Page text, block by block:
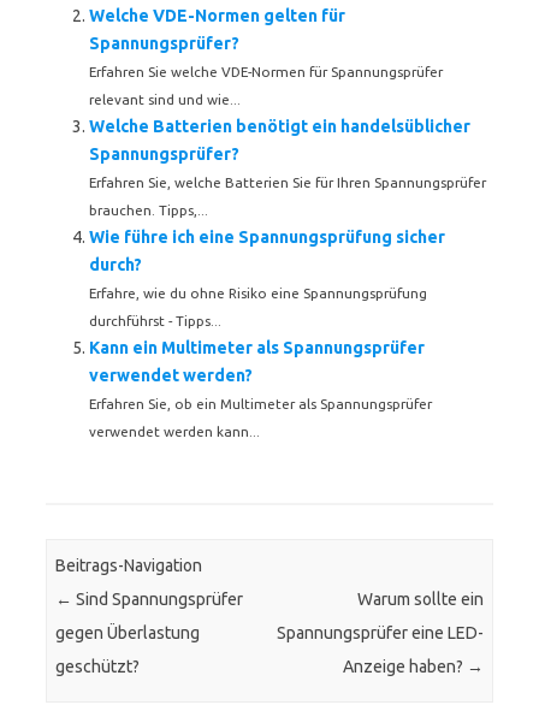
Welche VDE-Normen gelten für
Spannungsprüfer?
Erfahren Sie welche VDE-Normen für Spannungsprüfer
relevant sind und wie...
Welche Batterien benötigt ein handelsüblicher
Spannungsprüfer?
Erfahren Sie, welche Batterien Sie für Ihren Spannungsprüfer
brauchen. Tipps,...
Wie führe ich eine Spannungsprüfung sicher
durch?
Erfahre, wie du ohne Risiko eine Spannungsprüfung
durchführst - Tipps...
Kann ein Multimeter als Spannungsprüfer
verwendet werden?
Erfahren Sie, ob ein Multimeter als Spannungsprüfer
verwendet werden kann...
Beitrags-Navigation
← Sind Spannungsprüfer
gegen Überlastung
geschützt?
Warum sollte ein
Spannungsprüfer eine LED-
Anzeige haben? →